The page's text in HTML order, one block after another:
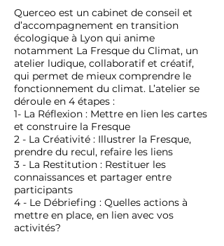
Querceo est un cabinet de conseil et
d’accompagnement en transition
écologique à Lyon qui anime
notamment La Fresque du Climat, un
atelier ludique, collaboratif et créatif,
qui permet de mieux comprendre le
fonctionnement du climat. L’atelier se
déroule en 4 étapes :
1- La Réflexion : Mettre en lien les cartes
et construire la Fresque
2 - La Créativité : Illustrer la Fresque,
prendre du recul, refaire les liens
3 - La Restitution : Restituer les
connaissances et partager entre
participants
4 - Le Débriefing : Quelles actions à
mettre en place, en lien avec vos
activités?